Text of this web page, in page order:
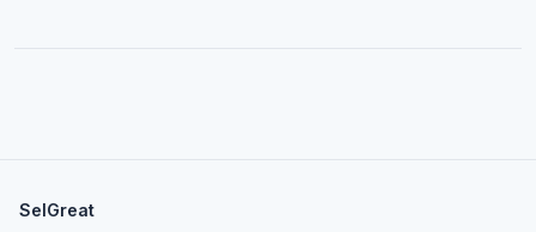
SelGreat